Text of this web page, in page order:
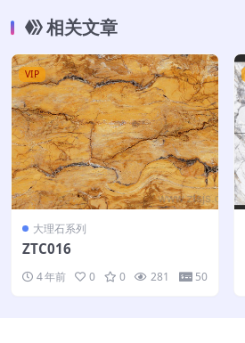
相关文章
VIP
大理石系列
ZTC016
4 年前 0 0 281 50